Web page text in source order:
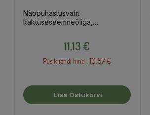
Näopuhastusvaht
kaktuseseemneõliga,
11,13 €
Püsikliendi hind : 10.57 €
Lisa Ostukorvi